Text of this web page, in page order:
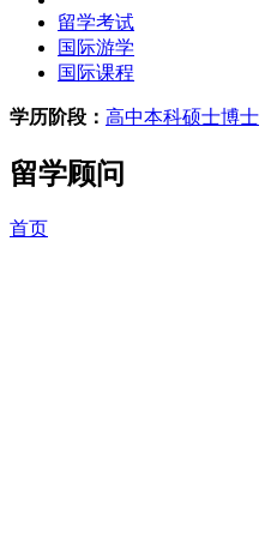
留学考试
国际游学
国际课程
学历阶段： 高中本科硕士博士
留学顾问
首页